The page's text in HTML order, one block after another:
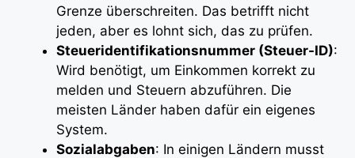
Grenze überschreiten. Das betrifft nicht
jeden, aber es lohnt sich, das zu prüfen.
Steueridentifikationsnummer (Steuer-ID):
Wird benötigt, um Einkommen korrekt zu
melden und Steuern abzuführen. Die
meisten Länder haben dafür ein eigenes
System.
Sozialabgaben: In einigen Ländern musst